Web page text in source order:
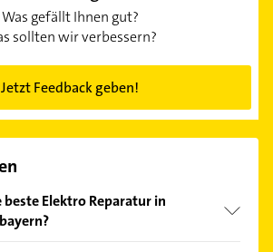
Was gefällt Ihnen gut?
sollten wir verbessern?
Jetzt Feedback geben!
Elektro Reparatur in